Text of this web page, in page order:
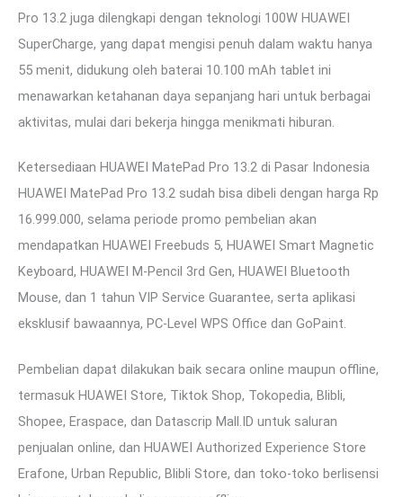
Pro 13.2 juga dilengkapi dengan teknologi 100W HUAWEI
SuperCharge, yang dapat mengisi penuh dalam waktu hanya
55 menit, didukung oleh baterai 10.100 mAh tablet ini
menawarkan ketahanan daya sepanjang hari untuk berbagai
aktivitas, mulai dari bekerja hingga menikmati hiburan.
Ketersediaan HUAWEI MatePad Pro 13.2 di Pasar Indonesia
HUAWEI MatePad Pro 13.2 sudah bisa dibeli dengan harga Rp
16.999.000, selama periode promo pembelian akan
mendapatkan HUAWEI Freebuds 5, HUAWEI Smart Magnetic
Keyboard, HUAWEI M-Pencil 3rd Gen, HUAWEI Bluetooth
Mouse, dan 1 tahun VIP Service Guarantee, serta aplikasi
eksklusif bawaannya, PC-Level WPS Office dan GoPaint.
Pembelian dapat dilakukan baik secara online maupun offline,
termasuk HUAWEI Store, Tiktok Shop, Tokopedia, Blibli,
Shopee, Eraspace, dan Datascrip Mall.ID untuk saluran
penjualan online, dan HUAWEI Authorized Experience Store
Erafone, Urban Republic, Blibli Store, dan toko-toko berlisensi